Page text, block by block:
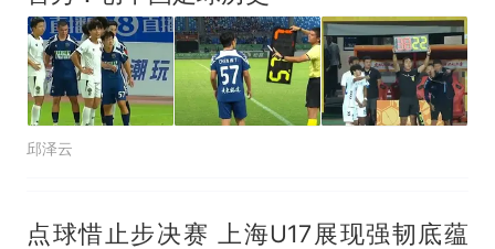
邱泽云
点球惜止步决赛 上海U17展现强韧底蕴